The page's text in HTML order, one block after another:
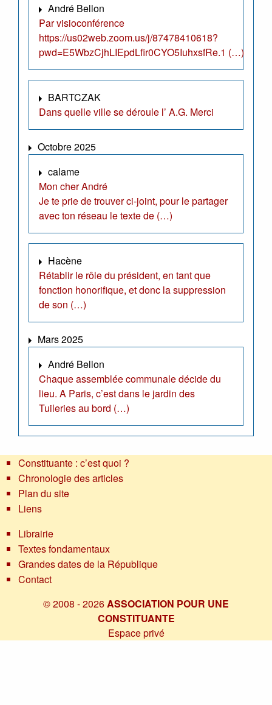
André Bellon
Par visioconférence
https://us02web.zoom.us/j/87478410618?
pwd=E5WbzCjhLIEpdLfir0CYO5IuhxsfRe.1 (…)
BARTCZAK
Dans quelle ville se déroule l’ A.G. Merci
Octobre 2025
calame
Mon cher André
Je te prie de trouver ci-joint, pour le partager
avec ton réseau le texte de (…)
Hacène
Rétablir le rôle du président, en tant que
fonction honorifique, et donc la suppression
de son (…)
Mars 2025
André Bellon
Chaque assemblée communale décide du
lieu. A Paris, c’est dans le jardin des
Tuileries au bord (…)
Constituante : c’est quoi ?
Chronologie des articles
Plan du site
Liens
Librairie
Textes fondamentaux
Grandes dates de la République
Contact
© 2008 - 2026ASSOCIATION POUR UNE
CONSTITUANTE
Espace privé